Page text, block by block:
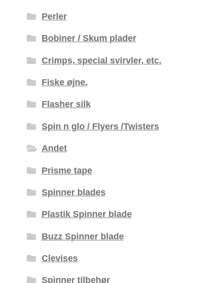
Perler
Bobiner / Skum plader
Crimps, special svirvler, etc.
Fiske øjne.
Flasher silk
Spin n glo / Flyers /Twisters
Andet
Prisme tape
Spinner blades
Plastik Spinner blade
Buzz Spinner blade
Clevises
Spinner tilbehør